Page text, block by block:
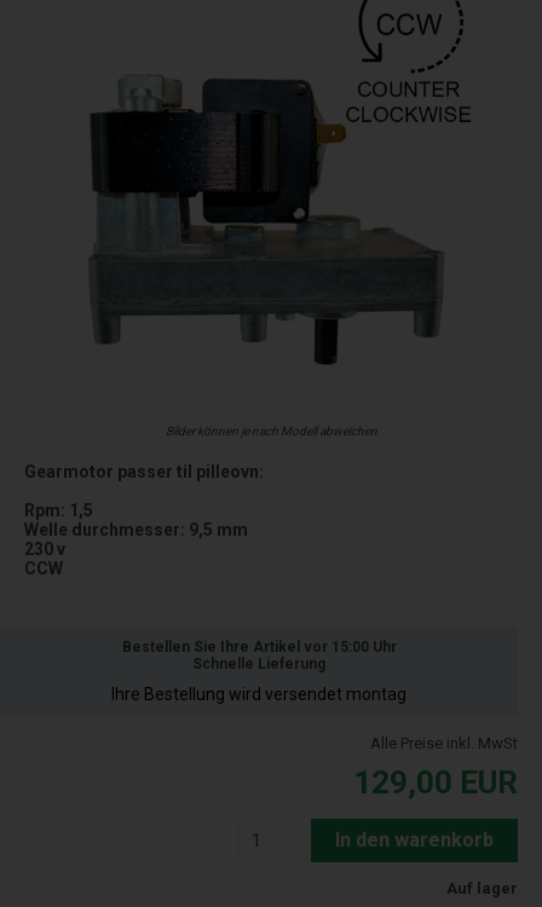
Bilder können je nach Modell abweichen
Gearmotor passer til pilleovn:
Rpm: 1,5
Welle durchmesser: 9,5 mm
230 v
CCW
Bestellen Sie Ihre Artikel vor 15:00 Uhr
Schnelle Lieferung
Ihre Bestellung wird versendet montag
Alle Preise inkl. MwSt
129,00 EUR
In den warenkorb
Auf lager